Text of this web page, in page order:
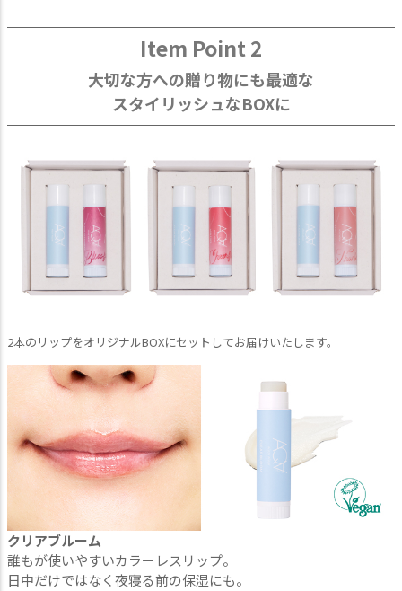
Item Point 2
大切な方への贈り物にも最適な
スタイリッシュなBOXに
2本のリップをオリジナルBOXにセットしてお届けいたします。
クリアブルーム
誰もが使いやすいカラーレスリップ。
日中だけではなく夜寝る前の保湿にも。